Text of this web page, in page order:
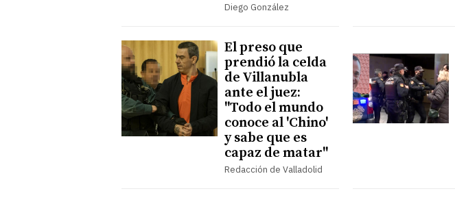
Diego González
El preso que
prendió la celda
de Villanubla
ante el juez:
"Todo el mundo
conoce al 'Chino'
y sabe que es
capaz de matar"
Redacción de Valladolid